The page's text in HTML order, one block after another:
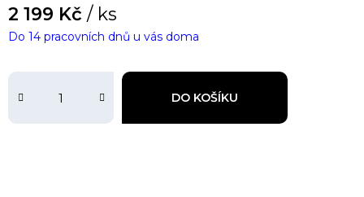
2 199 Kč / ks
DO KOŠÍKU
Do 14 pracovních dnů u vás doma